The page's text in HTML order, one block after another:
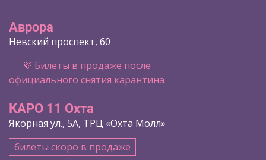
Аврора
Невский проспект, 60
💜 Билеты в продаже после
официального снятия карантина
КАРО 11 Охта
Якорная ул., 5А, ТРЦ «Охта Молл»
билеты скоро в продаже